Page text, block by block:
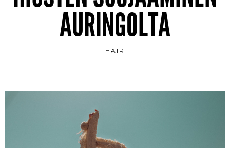
AURINGOLTA
HAIR